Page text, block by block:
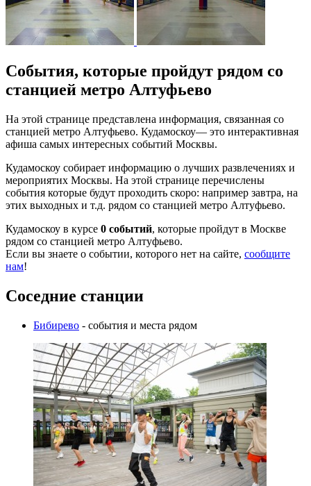
События, которые пройдут рядом со
станцией метро Алтуфьево
На этой странице представлена информация, связанная со
станцией метро Алтуфьево. Кудамоскоу— это интерактивная
афиша самых интересных событий Москвы.
Кудамоскоу собирает информацию о лучших развлечениях и
мероприятих Москвы. На этой странице перечислены
события которые будут проходить скоро: например завтра, на
этих выходных и т.д. рядом со станцией метро Алтуфьево.
Кудамоскоу в курсе 0 событий, которые пройдут в Москве
рядом со станцией метро Алтуфьево.
Если вы знаете о событии, которого нет на сайте, сообщите
нам!
Соседние станции
Бибирево - события и места рядом